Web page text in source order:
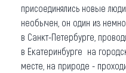
присоединялись новые
необычен, он один из
в Санкт-Петербурге,
в Екатеринбурге на
месте, на природе -